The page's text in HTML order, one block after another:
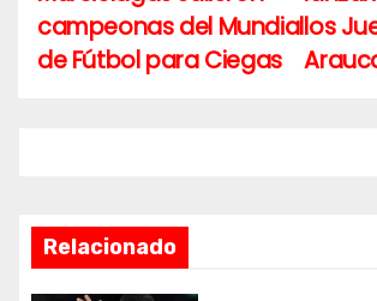
de
entradas
los
campeonas del Mundial
de Fútbol para Ciegas
Relacionado